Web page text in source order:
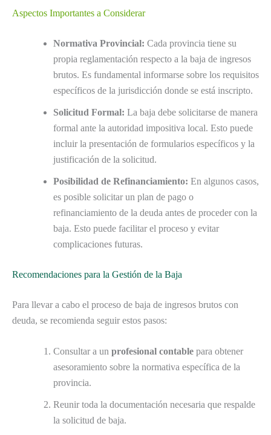
Aspectos Importantes a Considerar
Normativa Provincial: Cada provincia tiene su
propia reglamentación respecto a la baja de ingresos
brutos. Es fundamental informarse sobre los requisitos
específicos de la jurisdicción donde se está inscripto.
Solicitud Formal: La baja debe solicitarse de manera
formal ante la autoridad impositiva local. Esto puede
incluir la presentación de formularios específicos y la
justificación de la solicitud.
Posibilidad de Refinanciamiento: En algunos casos,
es posible solicitar un plan de pago o
refinanciamiento de la deuda antes de proceder con la
baja. Esto puede facilitar el proceso y evitar
complicaciones futuras.
Recomendaciones para la Gestión de la Baja
Para llevar a cabo el proceso de baja de ingresos brutos con
deuda, se recomienda seguir estos pasos:
Consultar a un profesional contable para obtener
asesoramiento sobre la normativa específica de la
provincia.
Reunir toda la documentación necesaria que respalde
la solicitud de baja.